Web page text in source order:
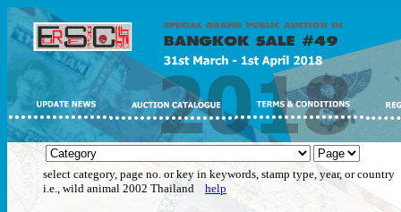
select category, page no. or key in keywords, stamp type, year, or country
i.e., wild animal 2002 Thailand help